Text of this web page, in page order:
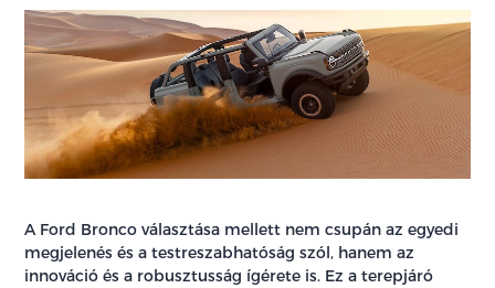
A Ford Bronco választása mellett nem csupán az egyedi
megjelenés és a testreszabhatóság szól, hanem az
innováció és a robusztusság ígérete is. Ez a terepjáró